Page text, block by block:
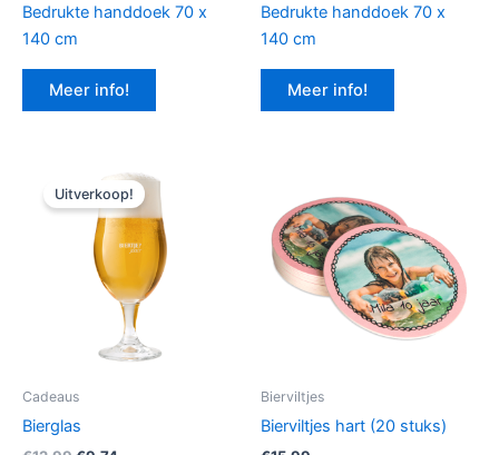
Bedrukte handdoek 70 x
140 cm
Meer info!
Bedrukte handdoek 70 x
140 cm
Meer info!
Uitverkoop!
Cadeaus
Bierglas
Bierviltjes
Bierviltjes hart (20 stuks)